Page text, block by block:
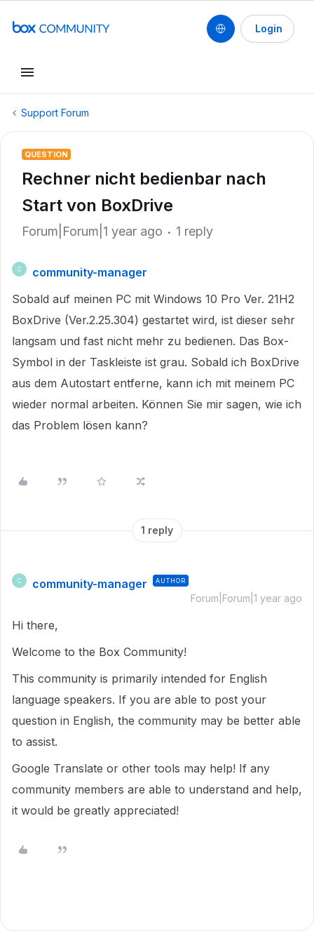
Login
Support Forum
QUESTION
Rechner nicht bedienbar nach
Start von BoxDrive
Forum|Forum|1 year ago 1 reply
C
community-manager
Sobald auf meinen PC mit Windows 10 Pro Ver. 21H2
BoxDrive (Ver.2.25.304) gestartet wird, ist dieser sehr
langsam und fast nicht mehr zu bedienen. Das Box-
Symbol in der Taskleiste ist grau. Sobald ich BoxDrive
aus dem Autostart entferne, kann ich mit meinem PC
wieder normal arbeiten. Können Sie mir sagen, wie ich
das Problem lösen kann?
1 reply
C community-manager AUTHOR
Forum|Forum|1 year ago
Hi there,
Welcome to the Box Community!
This community is primarily intended for English
language speakers. If you are able to post your
question in English, the community may be better able
to assist.
Google Translate or other tools may help! If any
community members are able to understand and help,
it would be greatly appreciated!